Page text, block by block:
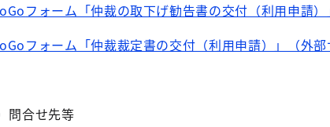
フォーム「仲裁の取下げ勧告書の交付（利用申請）
フォーム「仲裁裁定書の交付（利用申請）」（外部
問合せ先等